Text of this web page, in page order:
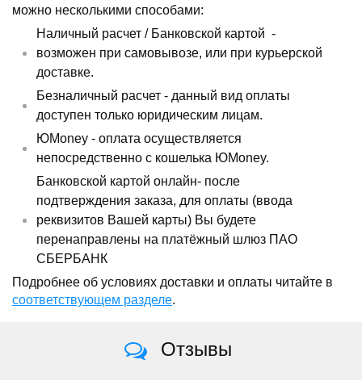
можно несколькими способами:
Наличный расчет / Банковской картой -
возможен при самовывозе, или при курьерской
доставке.
Безналичный расчет - данный вид оплаты
доступен только юридическим лицам.
ЮMoney - оплата осуществляется
непосредственно с кошелька ЮMoney.
Банковской картой онлайн- после
подтверждения заказа, для оплаты (ввода
реквизитов Вашей карты) Вы будете
перенаправлены на платёжный шлюз ПАО
СБЕРБАНК
Подробнее об условиях доставки и оплаты читайте в
соответствующем разделе.
Отзывы